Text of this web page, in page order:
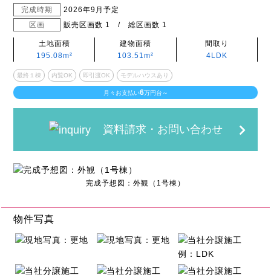
完成時期
2026年9月予定
区画
販売区画数 1 / 総区画数 1
土地面積
195.08m²
建物面積
103.51m²
間取り
4LDK
最終１棟 内覧OK 即引渡OK モデルハウスあり
月々お支払い6万円台～
資料請求・お問い合わせ
完成予想図：外観（1号棟）
物件写真